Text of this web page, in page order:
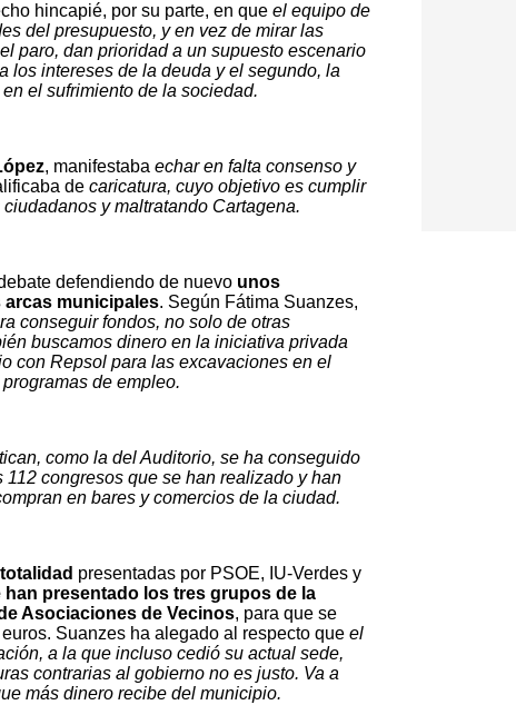
hincapié, por su parte, en queel equipo de
del presupuesto, y en vez de mirar las
paro, dan prioridad a un supuesto escenario
los intereses de la deuda y el segundo, la
el sufrimiento de la sociedad.
, manifestaba echar en falta consenso y
decaricatura, cuyo objetivo es cumplir
y maltratando Cartagena.
defendiendo de nuevounos
municipales. Según Fátima Suanzes,
conseguir fondos, no solo de otras
buscamos dinero en la iniciativa privada
con Repsol para las excavaciones en el
de empleo.
como la del Auditorio, se ha conseguido
congresos que se han realizado y han
en bares y comercios de la ciudad.
presentadas por PSOE, IU-Verdes y
han presentado los tres grupos de la
Asociaciones de Vecinos, para que se
Suanzes ha alegado al respecto que el
a la que incluso cedió su actual sede,
contrarias al gobierno no es justo. Va a
más dinero recibe del municipio.